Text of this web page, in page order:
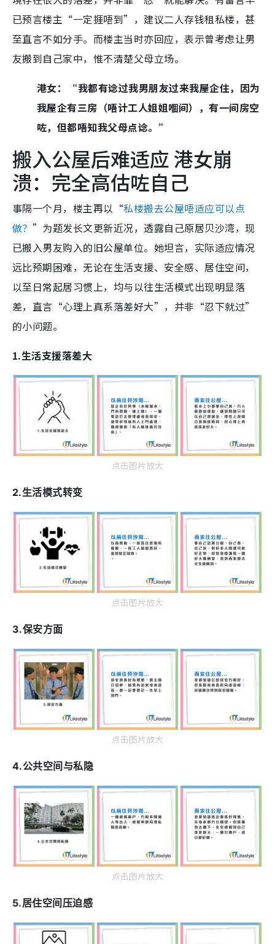
已预言楼主“一定捱唔到”，建议二人存钱租私楼，甚
至直言不如分手。而楼主当时亦回应，表示曾考虑让男
友搬到自己家中，惟不清楚父母立场。
港女：“我都有谂过我男朋友过来我屋企住，因为
我屋企有三房（唔计工人姐姐嗰间），有一间房空
咗，但都唔知我父母点谂。”
搬入公屋后难适应 港女崩
溃：完全高估咗自己
事隔一个月，楼主再以“私楼搬去公屋唔适应可以点
做？ ”为题发长文更新近况，透露自己原居贝沙湾，现
已搬入男友购入的旧公屋单位。她坦言，实际适应情况
远比预期困难，无论在生活支援、安全感、居住空间，
以至日常起居习惯上，均与以往生活模式出现明显落
差，直言“心理上真系落差好大”，并非“忍下就过”
的小问题。
1.生活支援落差大
点击图片放大
2.生活模式转变
点击图片放大
3.保安方面
点击图片放大
4.公共空间与私隐
点击图片放大
5.居住空间压迫感